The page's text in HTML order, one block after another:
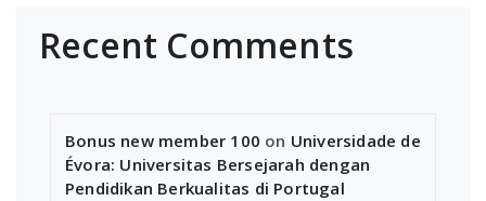
Recent Comments
Bonus new member 100 on Universidade de
Évora: Universitas Bersejarah dengan
Pendidikan Berkualitas di Portugal